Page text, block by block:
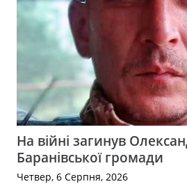
На війні загинув
Баранівської громади
Четвер, 6 Серпня, 2026